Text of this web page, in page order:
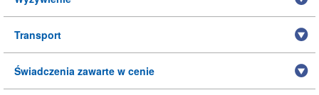
Transport
Świadczenia zawarte w cenie